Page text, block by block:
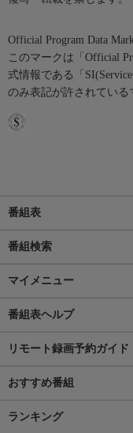
Official Program Data
このマークは「Official
式情報である「
のみ表記が許されている
番組表
番組検索
マイメニュー
番組表ヘルプ
リモート録画予約ガイド
おすすめ番組
ランキング